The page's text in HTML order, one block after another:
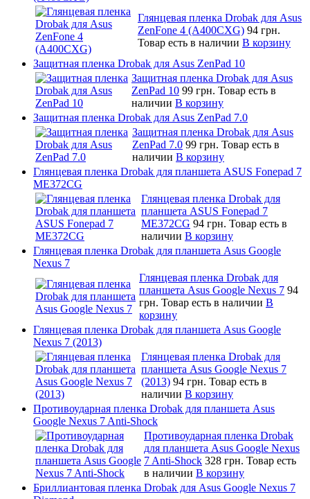
Глянцевая пленка Drobak для Asus
ZenFone 4 (A400CXG) 94 грн.
Товар есть в наличии В корзину
Защитная пленка Drobak для Asus ZenPad 10
Защитная пленка Drobak для Asus
ZenPad 10 99 грн. Товар есть в
наличии В корзину
Защитная пленка Drobak для Asus ZenPad 7.0
Защитная пленка Drobak для Asus
ZenPad 7.0 99 грн. Товар есть в
наличии В корзину
Глянцевая пленка Drobak для планшета ASUS Fonepad 7
ME372CG
Глянцевая пленка Drobak для
планшета ASUS Fonepad 7
ME372CG 94 грн. Товар есть в
наличии В корзину
Глянцевая пленка Drobak для планшета Asus Google
Nexus 7
Глянцевая пленка Drobak для
планшета Asus Google Nexus 7 94
грн. Товар есть в наличии В
корзину
Глянцевая пленка Drobak для планшета Asus Google
Nexus 7 (2013)
Глянцевая пленка Drobak для
планшета Asus Google Nexus 7
(2013) 94 грн. Товар есть в
наличии В корзину
Противоударная пленка Drobak для планшета Asus
Google Nexus 7 Anti-Shock
Противоударная пленка Drobak
для планшета Asus Google Nexus
7 Anti-Shock 328 грн. Товар есть
в наличии В корзину
Бриллиантовая пленка Drobak для Asus Google Nexus 7